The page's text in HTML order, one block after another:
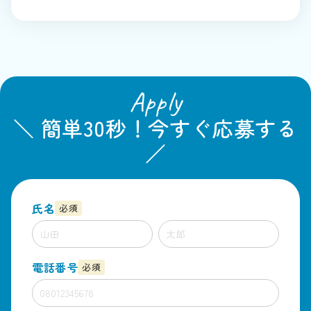
Apply
＼ 簡単30秒！今すぐ応募する
／
氏名 必須
電話番号 必須